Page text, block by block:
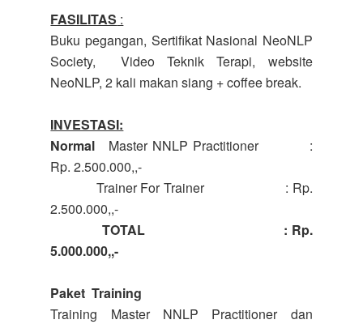
FASILITAS :
Buku pegangan, Sertifikat Nasional NeoNLP
Society, Video Teknik Terapi, website
NeoNLP, 2 kali makan siang + coffee break.
INVESTASI:
Normal
Master NNLP Practitioner :
Rp. 2.500.000,,-
Trainer For Trainer : Rp.
2.500.000,,-
TOTAL : Rp.
5.000.000,,-
Paket Training
Training Master NNLP Practitioner dan